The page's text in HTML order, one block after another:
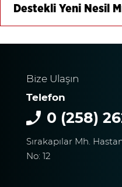
Destekli Yeni Nesil
Bize Ulaşın
Telefon
0 (258)
Sırakapılar Mh.
No: 12